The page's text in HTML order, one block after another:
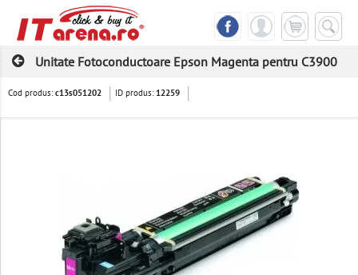
Unitate Fotoconductoare Epson Magenta pentru C3900
Cod produs:c13s051202 ID produs: 12259